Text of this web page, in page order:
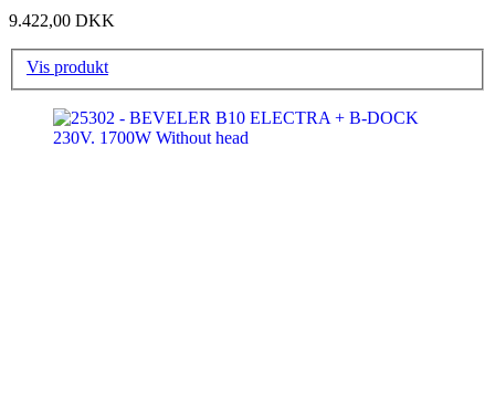
9.422,00 DKK
Vis produkt